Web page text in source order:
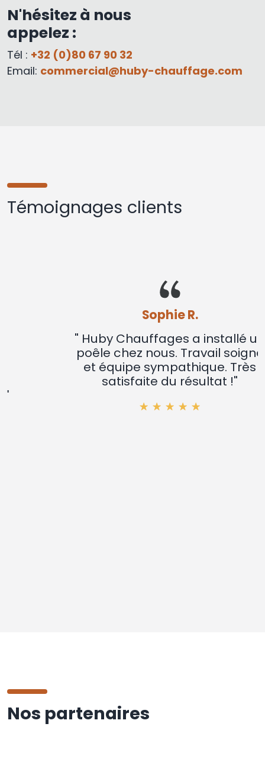
N'hésitez à nous
appelez :
Tél : +32 (0)80 67 90 32
Email: commercial@huby-chauffage.com
Témoignages clients
Sophie R.
" Huby Chauffages a installé un
poêle chez nous. Travail soigné
et équipe sympathique. Très
satisfaite du résultat !"
Nos partenaires